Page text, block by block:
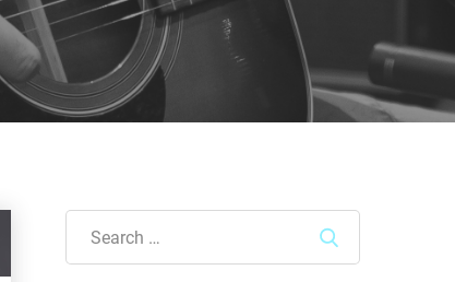
Search